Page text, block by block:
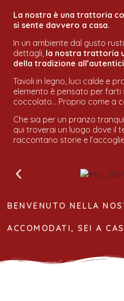
La nostra è una trattoria
si sente davvero a casa.
In un ambiente dal gusto
dettagli, la nostra trattoria
della tradizione
Tavoli in legno, luci calde e
elemento è pensato per
coccolato… Proprio come a
Che sia per un pranzo
qui troverai un luogo dove il
raccontano storie e
BENVENUTO NELLA
ACCOMODATI, SEI A